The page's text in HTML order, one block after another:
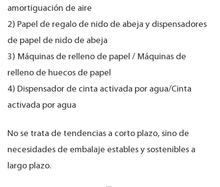
amortiguación de aire
2) Papel de regalo de nido de abeja y dispensadores
de papel de nido de abeja
3) Máquinas de relleno de papel / Máquinas de
relleno de huecos de papel
4) Dispensador de cinta activada por agua/Cinta
activada por agua
No se trata de tendencias a corto plazo, sino de
necesidades de embalaje estables y sostenibles a
largo plazo.